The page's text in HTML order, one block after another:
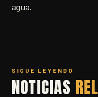
agua.
SIGUE LEYENDO
NOTICIAS